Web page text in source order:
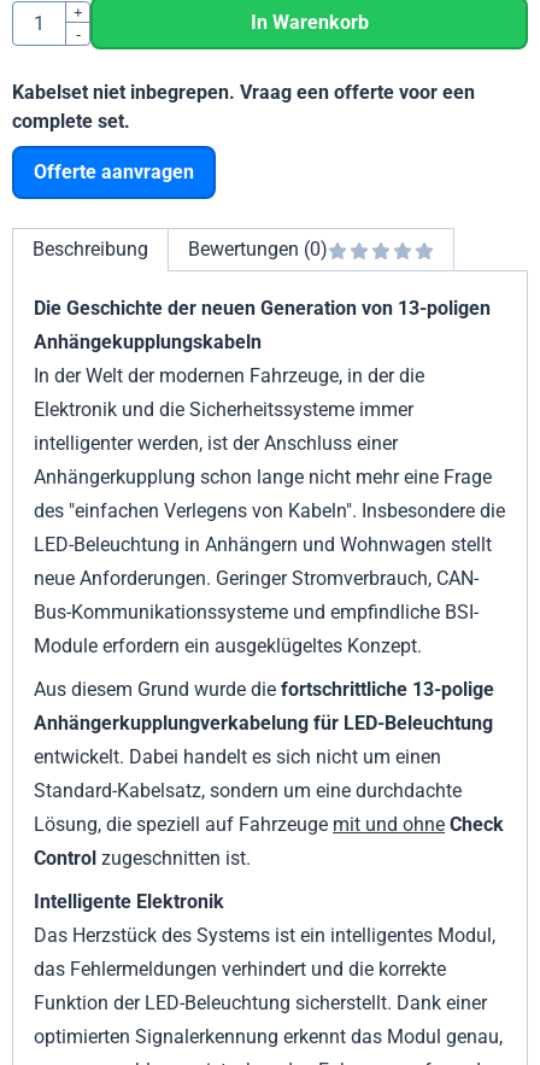
Anzahl
+
-
In Warenkorb
Kabelset niet inbegrepen. Vraag een offerte voor een
complete set.
Offerte aanvragen
Beschreibung Bewertungen (0)
Die Geschichte der neuen Generation von 13-poligen
Anhängekupplungskabeln
In der Welt der modernen Fahrzeuge, in der die
Elektronik und die Sicherheitssysteme immer
intelligenter werden, ist der Anschluss einer
Anhängerkupplung schon lange nicht mehr eine Frage
des "einfachen Verlegens von Kabeln". Insbesondere die
LED-Beleuchtung in Anhängern und Wohnwagen stellt
neue Anforderungen. Geringer Stromverbrauch, CAN-
Bus-Kommunikationssysteme und empfindliche BSI-
Module erfordern ein ausgeklügeltes Konzept.
Aus diesem Grund wurde diefortschrittliche 13-polige
Anhängerkupplungverkabelung für LED-Beleuchtung
entwickelt. Dabei handelt es sich nicht um einen
Standard-Kabelsatz, sondern um eine durchdachte
Lösung, die speziell auf Fahrzeuge mit und ohne Check
Control zugeschnitten ist.
Intelligente Elektronik
Das Herzstück des Systems ist ein intelligentes Modul,
das Fehlermeldungen verhindert und die korrekte
Funktion der LED-Beleuchtung sicherstellt. Dank einer
optimierten Signalerkennung erkennt das Modul genau,